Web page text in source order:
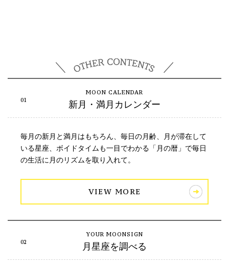
新月・満月カレンダー
毎月の新月と満月はもちろん、毎日の月齢、月が滞在して
いる星座、ボイドタイムも一目でわかる「月の暦」で毎日
の生活に月のリズムを取り入れて。
VIEW MORE
月星座を調べる